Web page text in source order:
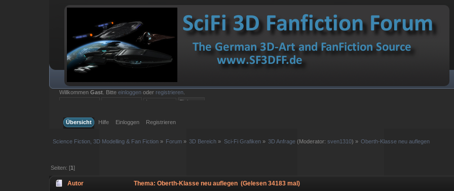
WillkommenGast . Bitteeinloggen oder registrieren
Übersicht
Hilfe Einloggen Registrieren
Science Fiction, 3D Modelling & Fan Fiction» Forum » 3D Bereich » Sci-Fi Grafiken» 3D Anfrage(Moderator: sven1310) » Oberth-Klasse neu auflegen
Seiten: [1 ]
Autor Thema: Oberth-Klasse neu auflegen (Gelesen 34183 mal)